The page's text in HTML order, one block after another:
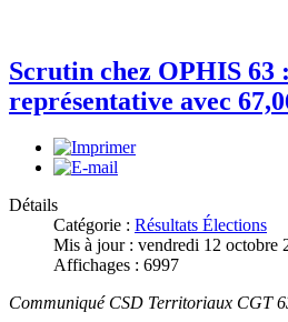
Scrutin chez OPHIS 63
représentative avec
Détails
Catégorie : Résultats Élections
Mis à jour : vendredi 12 octobre
Affichages : 6997
Communiqué CSD Territoriaux CGT